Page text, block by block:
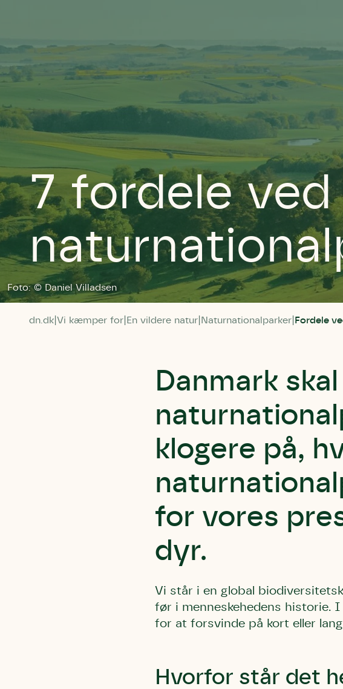
7 fordele ved
dn.dk Vi kæmper for En vildere natur Naturnationalparker Fordele
Foto: © Daniel Villadsen
Danmark
klogere på,
for vores
dyr.
Vi står i en global
før i menneskehedens historie. I
for at forsvinde på kort eller
Hvorfor står det